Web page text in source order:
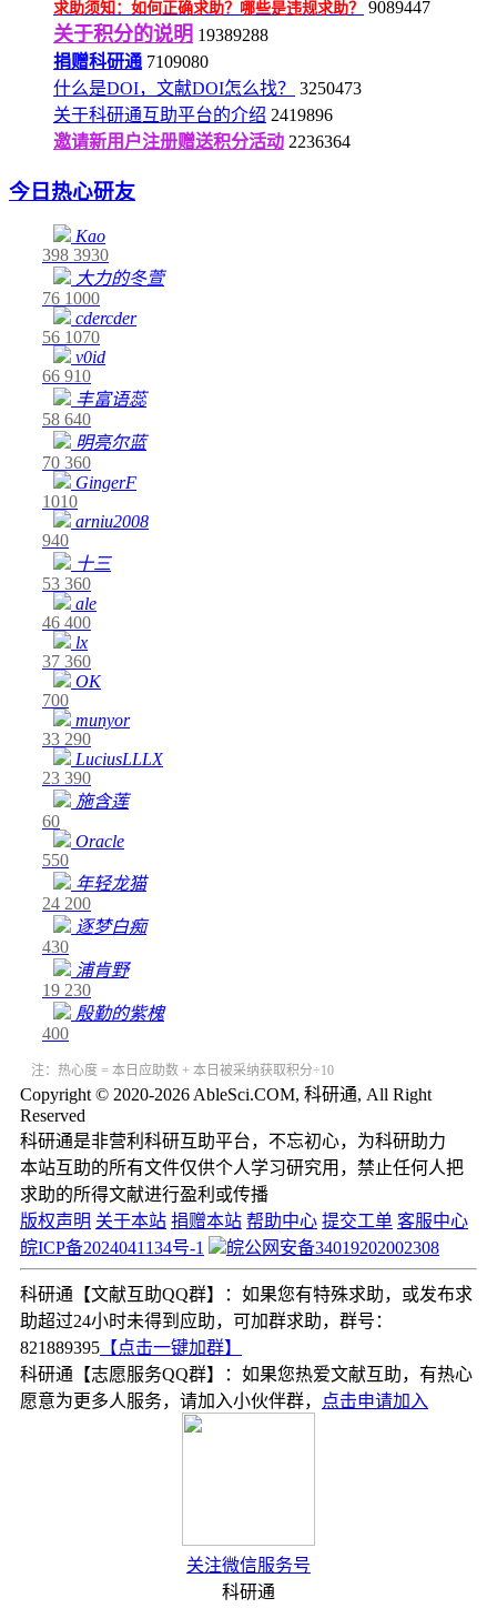
求助须知：如何正确求助？哪些是违规求助？ 9089447
关于积分的说明 19389288
捐赠科研通 7109080
什么是DOI，文献DOI怎么找？
3250473
关于科研通互助平台的介绍 2419896
邀请新用户注册赠送积分活动 2236364
今日热心研友
Kao
398 3930
大力的冬萱
76 1000
cdercder
56 1070
v0id
66 910
丰富语蕊
58 640
明亮尔蓝
70 360
GingerF
1010
arniu2008
940
十三
53 360
ale
46 400
lx
37 360
OK
700
munyor
33 290
LuciusLLLX
23 390
施含莲
60
Oracle
550
年轻龙猫
24 200
逐梦白痴
430
浦肯野
19 230
殷勤的紫槐
400
注：热心度 = 本日应助数 + 本日被采纳获取积分÷10
Copyright © 2020-2026 AbleSci.COM, 科研通, All Right
Reserved
科研通是非营利科研互助平台，不忘初心，为科研助力
本站互助的所有文件仅供个人学习研究用，禁止任何人把
求助的所得文献进行盈利或传播
版权声明 关于本站 捐赠本站 帮助中心 提交工单 客服中心
皖ICP备2024041134号-1
皖公网安备34019202002308
科研通【文献互助QQ群】：如果您有特殊求助，或发布求
助超过24小时未得到应助，可加群求助，群号：
821889395 【点击一键加群】
科研通【志愿服务QQ群】：如果您热爱文献互助，有热心
愿意为更多人服务，请加入小伙伴群，
点击申请加入
关注微信服务号
科研通